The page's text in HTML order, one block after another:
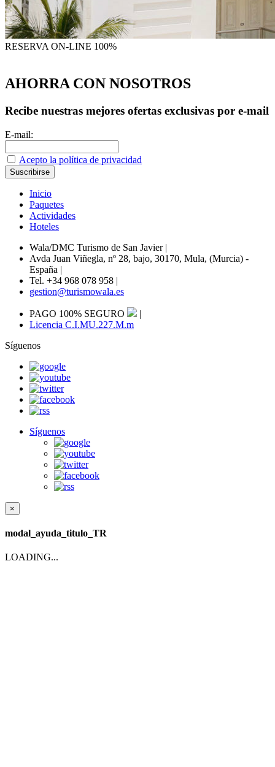
RESERVA ON-LINE 100%
AHORRA CON NOSOTROS
Recibe nuestras mejores ofertas exclusivas por e-mail
E-mail:
Acepto la política de privacidad
Inicio
Paquetes
Actividades
Hoteles
Wala/DMC Turismo de San Javier |
Avda Juan Viñegla, nº 28, bajo, 30170, Mula, (Murcia) -
España |
Tel. +34 968 078 958 |
gestion@turismowala.es
PAGO 100% SEGURO
|
Licencia C.I.MU.227.M.m
Síguenos
Síguenos
×
modal_ayuda_titulo_TR
LOADING...